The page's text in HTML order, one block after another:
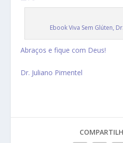
Ebook Viva Sem Glúten,
Abraços e fique com Deus!
Dr. Juliano Pimentel